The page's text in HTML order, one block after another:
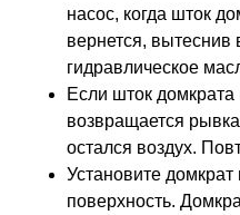
насос, когда шток
вернется, вытеснив
гидравлическое
Если шток домкрата
возвращается
остался воздух.
Установите
поверхность.